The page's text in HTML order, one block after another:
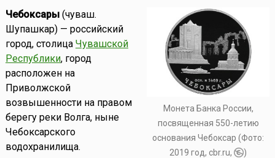
Монета Банка России,
посвященная 550-летию
основания Чебоксар (Фото:
2019 год, cbr.ru,
)
Чебоксары(чуваш.
Шупашкар) — российский
город, столица Чувашской
Республики, город
расположен на
Приволжской
возвышенности на правом
берегу реки Волга, ныне
Чебоксарского
водохранилища.